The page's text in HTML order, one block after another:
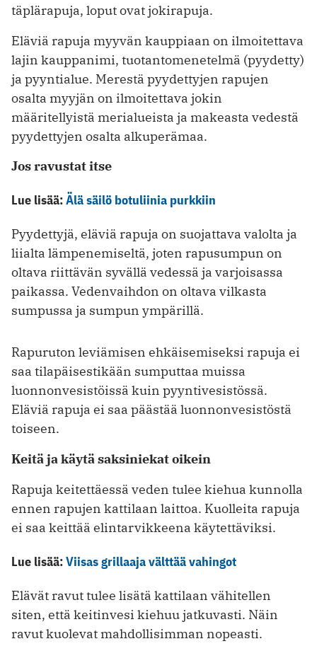
täplärapuja, loput ovat jokirapuja.
Eläviä rapuja myyvän kauppiaan on ilmoitettava
lajin kauppanimi, tuotantomenetelmä (pyydetty)
ja pyyntialue. Merestä pyydettyjen rapujen
osalta myyjän on ilmoitettava jokin
määritellyistä merialueista ja makeasta vedestä
pyydettyjen osalta alkuperämaa.
Jos ravustat itse
Lue lisää:Älä säilö botuliinia purkkiin
Pyydettyjä, eläviä rapuja on suojattava valolta ja
liialta lämpenemiseltä, joten rapusumpun on
oltava riittävän syvällä vedessä ja varjoisassa
paikassa. Vedenvaihdon on oltava vilkasta
sumpussa ja sumpun ympärillä.
Rapuruton leviämisen ehkäisemiseksi rapuja ei
saa tilapäisestikään sumputtaa muissa
luonnonvesistöissä kuin pyyntivesistössä.
Eläviä rapuja ei saa päästää luonnonvesistöstä
toiseen.
Keitä ja käytä saksiniekat oikein
Rapuja keitettäessä veden tulee kiehua kunnolla
ennen rapujen kattilaan laittoa. Kuolleita rapuja
ei saa keittää elintarvikkeena käytettäviksi.
Lue lisää:Viisas grillaaja välttää vahingot
Elävät ravut tulee lisätä kattilaan vähitellen
siten, että keitinvesi kiehuu jatkuvasti. Näin
ravut kuolevat mahdollisimman nopeasti.